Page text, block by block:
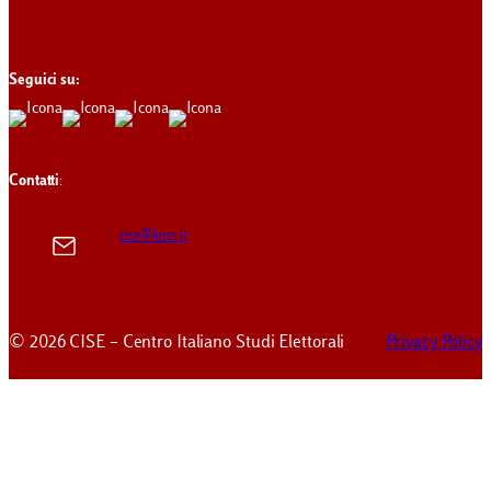
Seguici su:
Contatti:
cise@luiss.it
© 2026 CISE – Centro Italiano Studi Elettorali Privacy Policy